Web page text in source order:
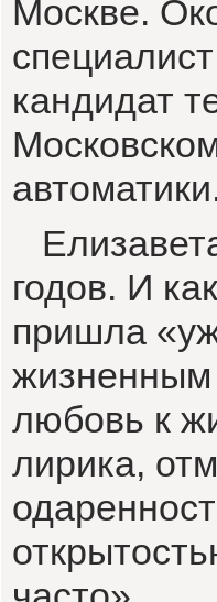
Москве.
кандидат
годов. И
пришла
жизненным
любовь к
лирика,